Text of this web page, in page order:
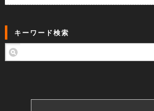
キーワード検索